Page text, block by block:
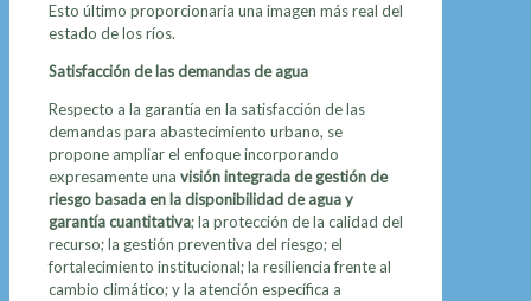
Esto último proporcionaría una imagen más real del
estado de los ríos.
Satisfacción de las demandas de agua
Respecto a la garantía en la satisfacción de las
demandas para abastecimiento urbano, se
propone ampliar el enfoque incorporando
expresamente una visión integrada de gestión de
riesgo basada en la disponibilidad de agua y
garantía cuantitativa; la protección de la calidad del
recurso; la gestión preventiva del riesgo; el
fortalecimiento institucional; la resiliencia frente al
cambio climático; y la atención específica a